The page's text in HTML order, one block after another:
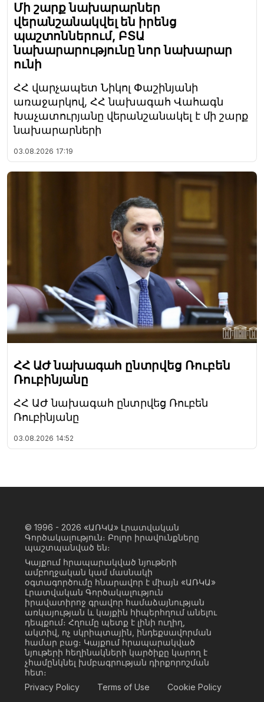
Մի շարք նախարարներ
վերանշանակվել են իրենց
պաշտոններում, ԲՏԱ
նախարարությունը նոր նախարար
ունի
ՀՀ վարչապետ Նիկոլ Փաշինյանի
առաջարկով, ՀՀ նախագահ Վահագն
Խաչատուրյանը վերանշանակել է մի շարք
նախարարների
03.08.2026 17:19
ՀՀ ԱԺ նախագահ ընտրվեց Ռուբեն
Ռուբինյանը
ՀՀ ԱԺ նախագահ ընտրվեց Ռուբեն
Ռուբինյանը
03.08.2026 14:52
© 1996 - 2026 «ԱՌԿԱ» Լրատվական
Գործակալություն։ Բոլոր իրավունքները
պաշտպանված են։
Կայքում հրապարակված նյութերի
ամբողջական կամ մասնակի
օգտագործումը հնարավոր է միայն «ԱՌԿԱ»
Լրատվական Գործակալություն
իրավատիրոջ գրավոր համաձայնության
առկայության և կայքին հիպերհղում անելու
դեպքում։ Հղումը պետք է լինի ուղիղ,
ակտիվ, ոչ սկրիպտային, ինդեքսավորման
համար բաց։ Կայքում հրապարակված
նյութերի հեղինակների կարծիքը կարող է
չհամընկնել խմբագրության դիրքորոշման
հետ։
Privacy Policy
Terms of Use Cookie Policy